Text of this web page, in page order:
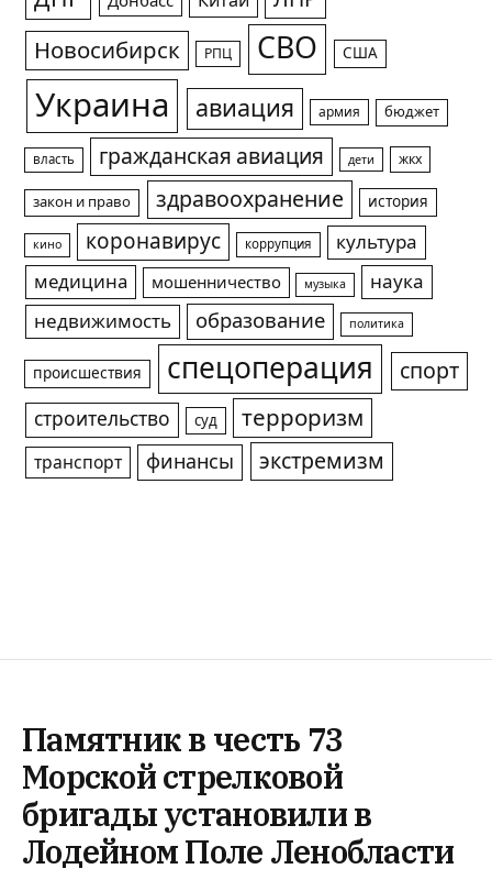
Новосибирск РПЦ СВО США
Украина авиация армия бюджет
власть гражданская авиация дети жкх
закон и право здравоохранение история
кино коронавирус коррупция
культура
медицина
мошенничество музыка
наука
недвижимость
образование политика
происшествия спецоперация спорт
строительство суд терроризм
транспорт финансы экстремизм
Памятник в честь 73
Морской стрелковой
бригады установили в
Лодейном Поле Ленобласти